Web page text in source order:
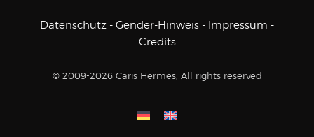
Datenschutz - Gender-Hinweis - Impressum -
Credits
© 2009-2026 Caris Hermes, All rights reserved